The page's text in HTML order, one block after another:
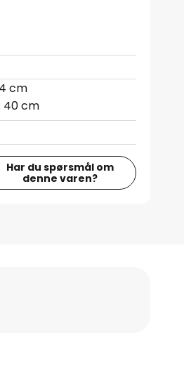
cm
40 cm
Har du spørsmål om
denne varen?